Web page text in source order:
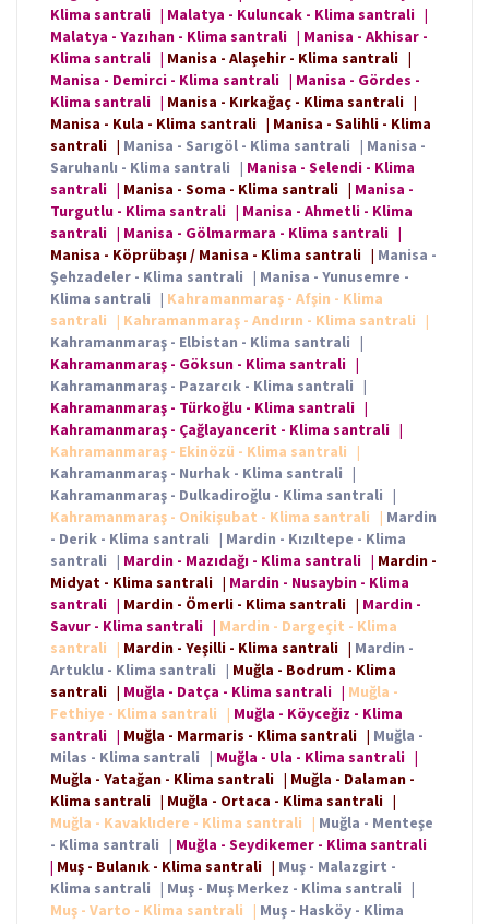
Klima santrali | Malatya - Kuluncak - Klima santrali |
Malatya - Yazıhan - Klima santrali | Manisa - Akhisar -
Klima santrali | Manisa - Alaşehir - Klima santrali |
Manisa - Demirci - Klima santrali | Manisa - Gördes -
Klima santrali | Manisa - Kırkağaç - Klima santrali |
Manisa - Kula - Klima santrali | Manisa - Salihli - Klima
santrali | Manisa - Sarıgöl - Klima santrali | Manisa -
Saruhanlı - Klima santrali | Manisa - Selendi - Klima
santrali | Manisa - Soma - Klima santrali | Manisa -
Turgutlu - Klima santrali | Manisa - Ahmetli - Klima
santrali | Manisa - Gölmarmara - Klima santrali |
Manisa - Köprübaşı / Manisa - Klima santrali | Manisa -
Şehzadeler - Klima santrali | Manisa - Yunusemre -
Klima santrali | Kahramanmaraş - Afşin - Klima
santrali | Kahramanmaraş - Andırın - Klima santrali |
Kahramanmaraş - Elbistan - Klima santrali |
Kahramanmaraş - Göksun - Klima santrali |
Kahramanmaraş - Pazarcık - Klima santrali |
Kahramanmaraş - Türkoğlu - Klima santrali |
Kahramanmaraş - Çağlayancerit - Klima santrali |
Kahramanmaraş - Ekinözü - Klima santrali |
Kahramanmaraş - Nurhak - Klima santrali |
Kahramanmaraş - Dulkadiroğlu - Klima santrali |
Kahramanmaraş - Onikişubat - Klima santrali | Mardin
- Derik - Klima santrali | Mardin - Kızıltepe - Klima
santrali | Mardin - Mazıdağı - Klima santrali | Mardin -
Midyat - Klima santrali | Mardin - Nusaybin - Klima
santrali | Mardin - Ömerli - Klima santrali | Mardin -
Savur - Klima santrali | Mardin - Dargeçit - Klima
santrali | Mardin - Yeşilli - Klima santrali | Mardin -
Artuklu - Klima santrali | Muğla - Bodrum - Klima
santrali | Muğla - Datça - Klima santrali | Muğla -
Fethiye - Klima santrali | Muğla - Köyceğiz - Klima
santrali | Muğla - Marmaris - Klima santrali | Muğla -
Milas - Klima santrali | Muğla - Ula - Klima santrali |
Muğla - Yatağan - Klima santrali | Muğla - Dalaman -
Klima santrali | Muğla - Ortaca - Klima santrali |
Muğla - Kavaklıdere - Klima santrali | Muğla - Menteşe
- Klima santrali | Muğla - Seydikemer - Klima santrali
| Muş - Bulanık - Klima santrali | Muş - Malazgirt -
Klima santrali | Muş - Muş Merkez - Klima santrali |
Muş - Varto - Klima santrali | Muş - Hasköy - Klima